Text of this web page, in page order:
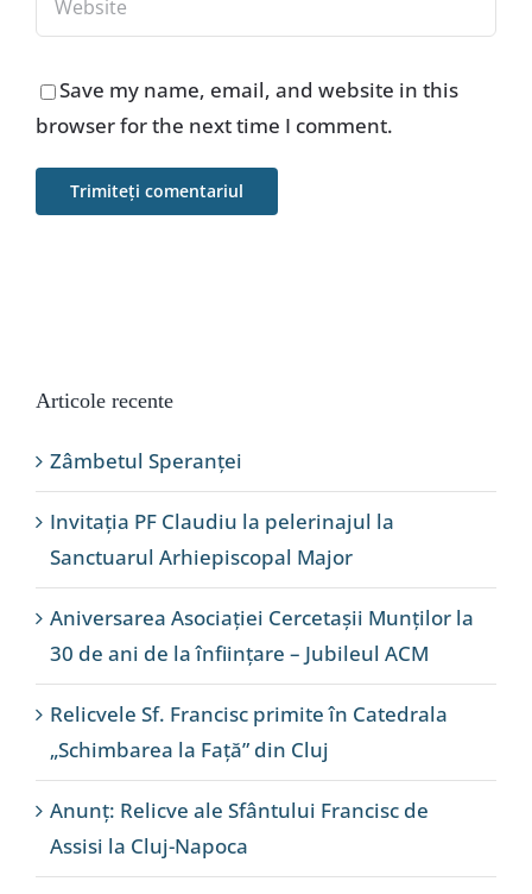
Save my name, email, and website in this
browser for the next time I comment.
Articole recente
Zâmbetul Speranței
Invitația PF Claudiu la pelerinajul la
Sanctuarul Arhiepiscopal Major
Aniversarea Asociației Cercetașii Munților la
30 de ani de la înființare – Jubileul ACM
Relicvele Sf. Francisc primite în Catedrala
„Schimbarea la Față” din Cluj
Anunț: Relicve ale Sfântului Francisc de
Assisi la Cluj-Napoca